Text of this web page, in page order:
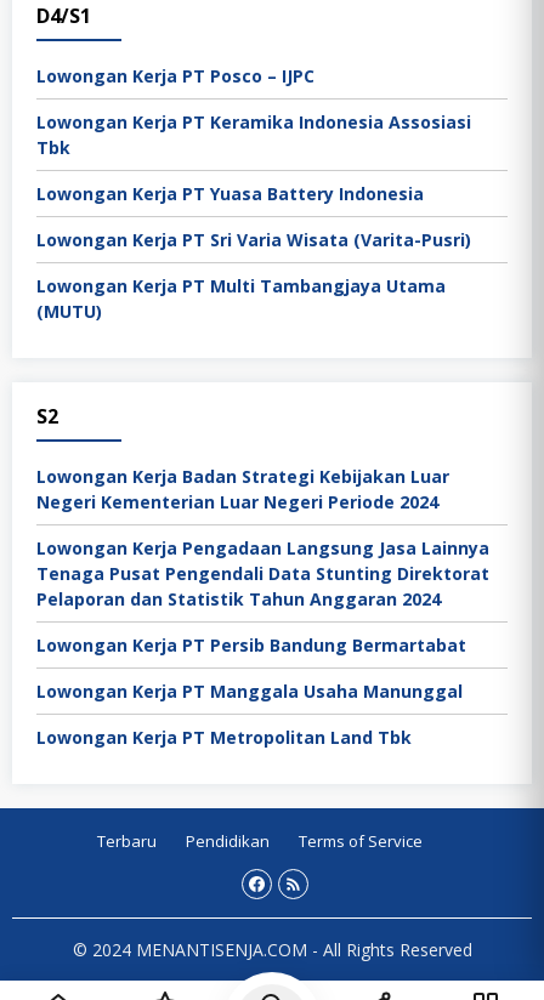
D4/S1
Lowongan Kerja PT Posco – IJPC
Lowongan Kerja PT Keramika Indonesia Assosiasi
Tbk
Lowongan Kerja PT Yuasa Battery Indonesia
Lowongan Kerja PT Sri Varia Wisata (Varita-Pusri)
Lowongan Kerja PT Multi Tambangjaya Utama
(MUTU)
S2
Lowongan Kerja Badan Strategi Kebijakan Luar
Negeri Kementerian Luar Negeri Periode 2024
Lowongan Kerja Pengadaan Langsung Jasa Lainnya
Tenaga Pusat Pengendali Data Stunting Direktorat
Pelaporan dan Statistik Tahun Anggaran 2024
Lowongan Kerja PT Persib Bandung Bermartabat
Lowongan Kerja PT Manggala Usaha Manunggal
Lowongan Kerja PT Metropolitan Land Tbk
Terbaru Pendidikan Terms of Service
© 2024 MENANTISENJA.COM - All Rights Reserved